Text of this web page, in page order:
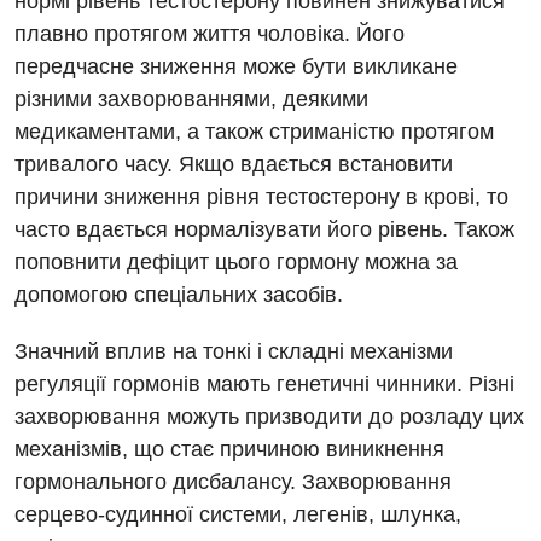
Нейрохірургія
Онкологічне відділлення
Офтальмологічне відділення
Проктологія
Ревматологія
Судинна хірургія
Терапевтичне відділення
Терапія
плавно протягом життя чоловіка. Його
передчасне зниження може бути викликане
різними захворюваннями, деякими
медикаментами, а також стриманістю протягом
тривалого часу. Якщо вдається встановити
причини зниження рівня тестостерону в крові, то
часто вдається нормалізувати його рівень. Також
поповнити дефіцит цього гормону можна за
допомогою спеціальних засобів.
Значний вплив на тонкі і складні механізми
регуляції гормонів мають генетичні чинники. Різні
захворювання можуть призводити до розладу цих
механізмів, що стає причиною виникнення
гормонального дисбалансу. Захворювання
серцево-судинної системи, легенів, шлунка,